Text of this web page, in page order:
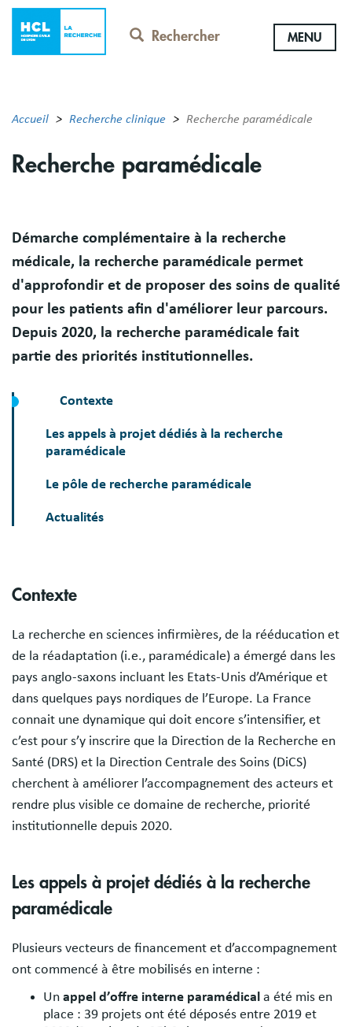
Aller
contenu
Rechercher MENU
Accueil Recherche clinique Recherche paramédicale
Recherche paramédicale
Résumé
Démarche complémentaire à la recherche
médicale, la recherche paramédicale permet
d'approfondir et de proposer des soins de qualité
pour les patients afin d'améliorer leur parcours.
Depuis 2020, la recherche paramédicale fait
partie des priorités institutionnelles.
Contexte
Les appels à projet dédiés à la recherche
paramédicale
Le pôle de recherche paramédicale
Actualités
Sections
Contexte
La recherche en sciences infirmières, de la rééducation et
de la réadaptation (i.e., paramédicale) a émergé dans les
pays anglo-saxons incluant les Etats-Unis d’Amérique et
dans quelques pays nordiques de l’Europe. La France
connait une dynamique qui doit encore s’intensifier, et
c’est pour s’y inscrire que la Direction de la Recherche en
Santé (DRS) et la Direction Centrale des Soins (DiCS)
cherchent à améliorer l’accompagnement des acteurs et
rendre plus visible ce domaine de recherche, priorité
institutionnelle depuis 2020.
Les appels à projet dédiés à la recherche
paramédicale
Plusieurs vecteurs de financement et d’accompagnement
ont commencé à être mobilisés en interne :
Un appel d’offre interne paramédical a été mis en
place : 39 projets ont été déposés entre 2019 et